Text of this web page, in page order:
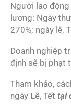
Người lao
lương: Ngày
270%; ngày lễ,
Doanh nghiệp
định sẽ bị phạt
Tham khảo,
ngày Lễ, Tết tại